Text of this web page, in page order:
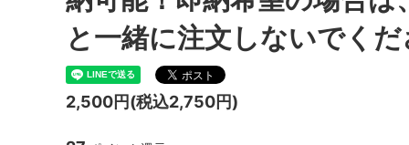
と一緒に注文しないでく
2,500円(税込2,750円)